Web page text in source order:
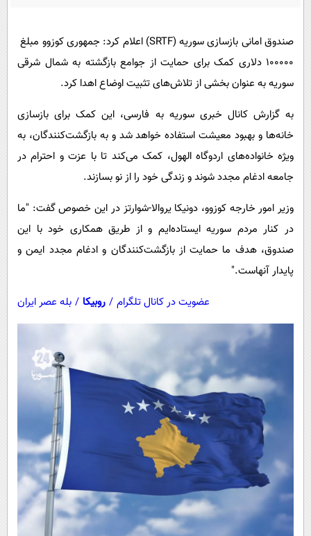
گوناگون
حوادث
محیط زیست
سلامت
فرهنگی
بین الملل
اجتماعی
حیات وحش
آشپزی
دانلود
صندوق امانی بازسازی سوریه (SRTF) اعلام کرد: جمهوری کوزوو مبلغ
۱۰۰۰۰۰ دلاری کمک برای حمایت از جوامع بازگشته به شمال شرقی
سوریه به عنوان بخشی از تلاش‌های تثبیت اوضاع اهدا کرد.
به گزارش کانال خبری سوریه به فارسی، این کمک برای بازسازی
خانه‌ها و بهبود معیشت استفاده خواهد شد و به بازگشت‌کنندگان، به
ویژه خانواده‌های اردوگاه الهول، کمک می‌کند تا با عزت و احترام در
جامعه ادغام مجدد شوند و زندگی خود را از نو بسازند.
وزیر امور خارجه کوزوو، دونیکا یروالا-شوارتز در این خصوص گفت: "ما
در کنار مردم سوریه ایستاده‌ایم و از طریق همکاری خود با این
صندوق، هدف ما حمایت از بازگشت‌کنندگان و ادغام مجدد ایمن و
پایدار آنهاست."
عضویت در کانال تلگرام / روبیکا / بله عصر ایران